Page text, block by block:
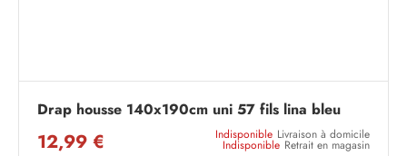
Drap housse 140x190cm uni 57 fils lina bleu
12,99 € Indisponible Livraison à domicile
Indisponible Retrait en magasin